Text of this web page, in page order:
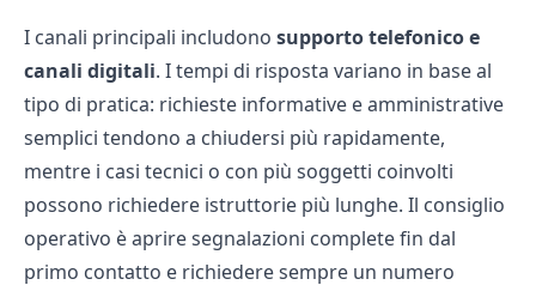
I canali principali includono supporto telefonico e
canali digitali. I tempi di risposta variano in base al
tipo di pratica: richieste informative e amministrative
semplici tendono a chiudersi più rapidamente,
mentre i casi tecnici o con più soggetti coinvolti
possono richiedere istruttorie più lunghe. Il consiglio
operativo è aprire segnalazioni complete fin dal
primo contatto e richiedere sempre un numero